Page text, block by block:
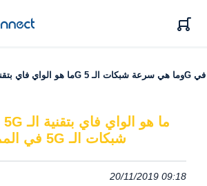
شبكات الـ 5G في المملكة المتحدة؟
20/11/2019 09:18